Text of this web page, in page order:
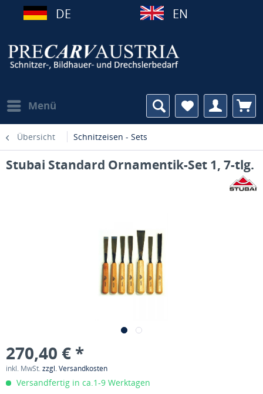
DE EN
Menü
Übersicht Schnitzeisen - Sets
Stubai Standard Ornamentik-Set 1, 7-tlg.
270,40 € *
inkl. MwSt.zzgl. Versandkosten
Versandfertig in ca.1-9 Werktagen